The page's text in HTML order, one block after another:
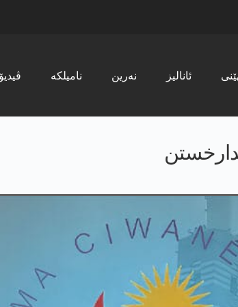
ڤیدیۆ نامیلکە نەرین ئانالیز